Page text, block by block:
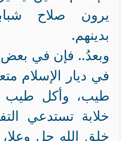
يرون صلاح
بدينهم.
وبعدُ.. فإن في بعض
في ديار الإسلام
طيب، وأكل طيب
خلابة تستدعي
خلق الله جل